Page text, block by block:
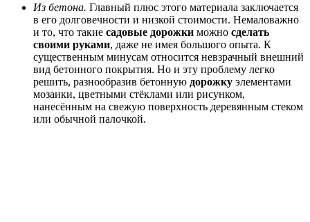
Из бетона. Главный плюс этого материала заключается
в его долговечности и низкой стоимости. Немаловажно
и то, что такие садовые дорожки можно сделать
своими руками, даже не имея большого опыта. К
существенным минусам относится невзрачный внешний
вид бетонного покрытия. Но и эту проблему легко
решить, разнообразив бетонную дорожку элементами
мозаики, цветными стёклами или рисунком,
нанесённым на свежую поверхность деревянным стеком
или обычной палочкой.